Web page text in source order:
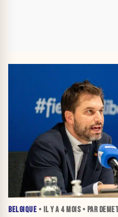
BELGIQUE • IL Y A 4 MOIS• PAR